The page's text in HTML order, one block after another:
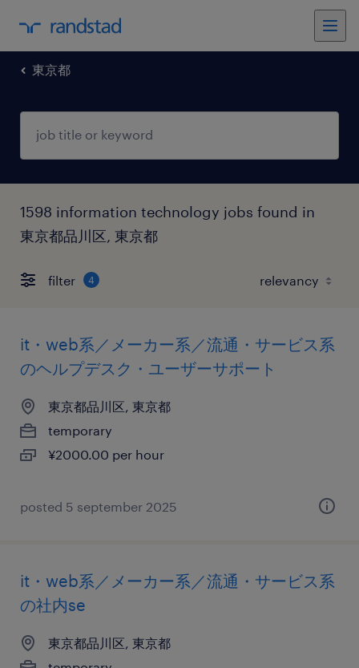
東京都
1598 information technology jobs found in
東京都品川区, 東京都
filter 4
it・web系／メーカー系／流通・サービス系
のヘルプデスク・ユーザーサポート
東京都品川区, 東京都
temporary
¥2000.00 per hour
posted 5 september 2025
it・web系／メーカー系／流通・サービス系
の社内se
東京都品川区, 東京都